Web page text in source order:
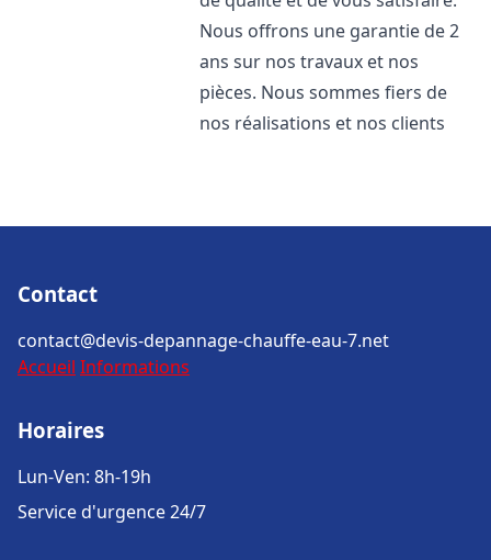
Nous offrons une garantie de 2
ans sur nos travaux et nos
pièces. Nous sommes fiers de
nos réalisations et nos clients
Contact
contact@devis-depannage-chauffe-eau-7.net
Accueil Informations
Horaires
Lun-Ven: 8h-19h
Service d'urgence 24/7